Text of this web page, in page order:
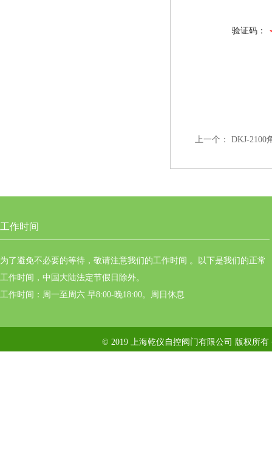
验证码：
上一个： DKJ-2100
工作时间
为了避免不必要的等待，敬请注意我们的工作时间 。以下是我们的正常
工作时间，中国大陆法定节假日除外。
工作时间：周一至周六 早8:00-晚18:00。周日休息
© 2019 上海乾仪自控阀门有限公司 版权所有